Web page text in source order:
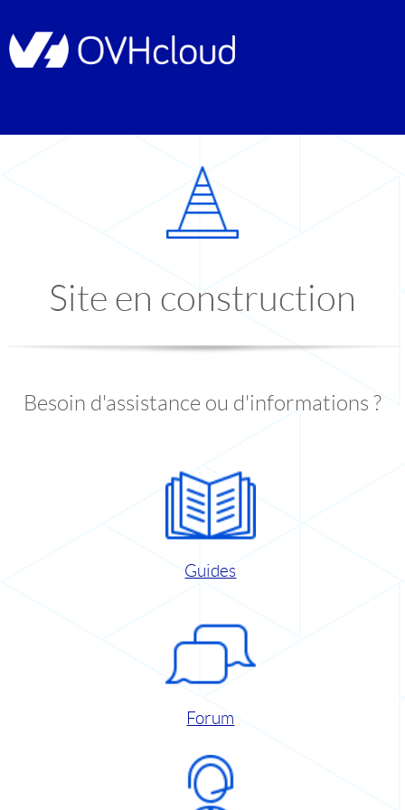
Site en construction
Besoin d'assistance ou d'informations ?
Guides
Forum